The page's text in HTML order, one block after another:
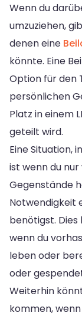
Wenn du
umzuziehen,
denen eine
könnte. Eine
Option für den
persönlichen
Platz in einem
geteilt wird.
Eine Situation,
ist wenn du
Gegenstände
Notwendigkeit
benötigst. Dies
wenn du
leben oder
oder
Weiterhin
kommen,